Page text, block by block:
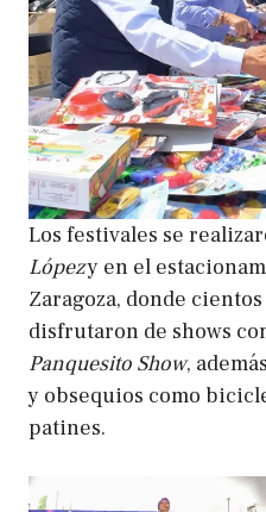
Los festivales se
Lópezy en el
Zaragoza, donde
disfrutaron de shows
Panquesito Show,
y obsequios como
patines.